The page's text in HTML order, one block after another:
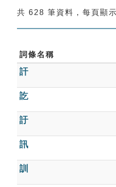
索引選單
單字索引
生命大百科索引
遊戲專區
教學應用
貓頭鷹博士
共 628 筆資料，每頁顯
詞條名稱
訐
訖
訏
訊
訓